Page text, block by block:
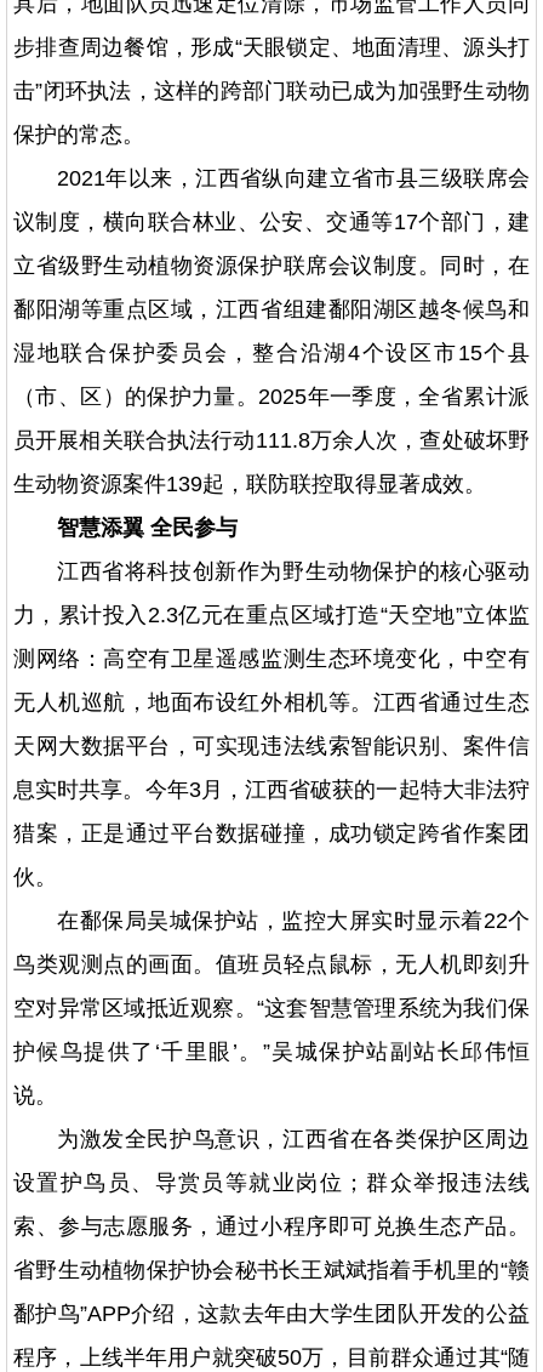
步排查周边餐馆，形成“天眼锁定、地面清理、源头打
击”闭环执法，这样的跨部门联动已成为加强野生动物
保护的常态。
2021年以来，江西省纵向建立省市县三级联席会
议制度，横向联合林业、公安、交通等17个部门，建
立省级野生动植物资源保护联席会议制度。同时，在
鄱阳湖等重点区域，江西省组建鄱阳湖区越冬候鸟和
湿地联合保护委员会，整合沿湖4个设区市15个县
（市、区）的保护力量。2025年一季度，全省累计派
员开展相关联合执法行动111.8万余人次，查处破坏野
生动物资源案件139起，联防联控取得显著成效。
智慧添翼 全民参与
江西省将科技创新作为野生动物保护的核心驱动
力，累计投入2.3亿元在重点区域打造“天空地”立体监
测网络：高空有卫星遥感监测生态环境变化，中空有
无人机巡航，地面布设红外相机等。江西省通过生态
天网大数据平台，可实现违法线索智能识别、案件信
息实时共享。今年3月，江西省破获的一起特大非法狩
猎案，正是通过平台数据碰撞，成功锁定跨省作案团
伙。
在鄱保局吴城保护站，监控大屏实时显示着22个
鸟类观测点的画面。值班员轻点鼠标，无人机即刻升
空对异常区域抵近观察。“这套智慧管理系统为我们保
护候鸟提供了‘千里眼’。”吴城保护站副站长邱伟恒
说。
为激发全民护鸟意识，江西省在各类保护区周边
设置护鸟员、导赏员等就业岗位；群众举报违法线
索、参与志愿服务，通过小程序即可兑换生态产品。
省野生动植物保护协会秘书长王斌斌指着手机里的“赣
鄱护鸟”APP介绍，这款去年由大学生团队开发的公益
程序，上线半年用户就突破50万，目前群众通过其“随